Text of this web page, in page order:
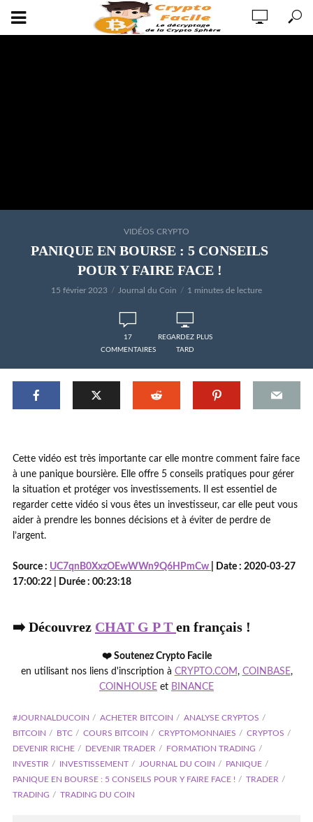
VIDÉOS CRYPTO
PANIQUE EN BOURSE : 5 CONSEILS
POUR Y FAIRE FACE !
15 février 2023 Journal du Coin 1 minutes de lecture
17
COMMENTAIRES
REGARDEZ PLUS
TARD
Cette vidéo est très importante car elle montre comment faire face
à une panique boursière. Elle offre 5 conseils pratiques pour gérer
la situation et protéger vos investissements. Il est essentiel de
regarder cette vidéo si vous êtes un investisseur, car elle peut vous
aider à prendre les bonnes décisions et à éviter de perdre de
l’argent.
Source : UC7qnB0XxzOEwWWn9Q6HPmCw
| Date : 2020-03-27
17:00:22 | Durée : 00:23:18
➡️ Découvrez CHAT G P T en français !
❤️ Soutenez Crypto Facile
en utilisant nos liens d'inscription à CRYPTO.COM, COINBASE,
COINHOUSE et BINANCE
#JOURNALDUCOIN ACHETER BITCOIN
ANALYSE CRYPTOS
BITCOIN
BTC COURS BITCOIN CRYPTOMONNAIES
CRYPTOS
DEVENIR RICHE
DEVENIR TRADER
FORMATION TRADING
INVESTIR
INVESTISSEMENT JOURNAL DU COIN
PANIQUE
PANIQUE EN BOURSE : 5 CONSEILS POUR Y FAIRE FACE !
TRADER
TRADING
TRADING DU COIN